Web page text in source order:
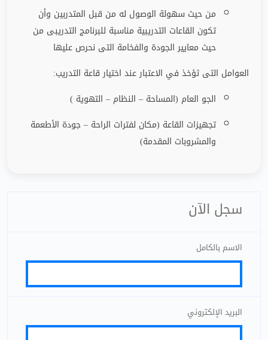
من حيث سهولة الوصول له من قبل المتدربين وأن
تكون القاعات التدريبية مناسبة للبرنامج التدريبى من
حيث معايير الجودة والفخامة التى نحرص عليها
العوامل الثى ثؤخذ في الاعتبار عند اختيار قاعة التدريب:
الجو العام (المساحة – النظام – التهوية )
تجهيزات القاعة (مكان لفترات الراحة –جودة الأطعمة
والمشروبات المقدمة)
سجل الآن
الاسم بالكامل
البريد الإلكتروني